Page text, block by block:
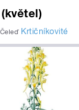
Čeleď Krtičníkovité